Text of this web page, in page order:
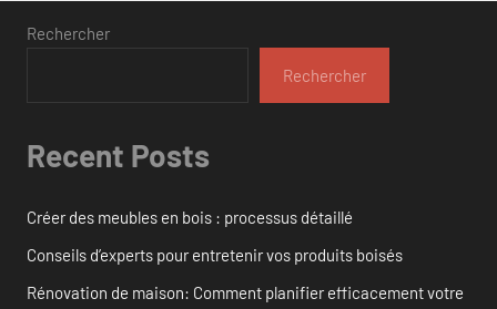
Rechercher
Rechercher
Recent Posts
Créer des meubles en bois : processus détaillé
Conseils d’experts pour entretenir vos produits boisés
Rénovation de maison: Comment planifier efficacement votre